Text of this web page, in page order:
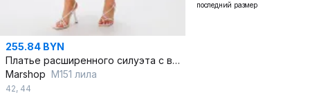
255.84 BYN
Платье расширенного силуэта с воланами из хлопка
Marshop М151 лила
42, 44
последний размер